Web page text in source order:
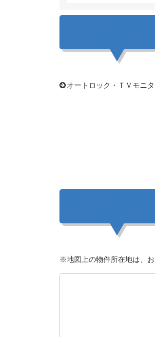
オートロック・ＴＶモニ
※地図上の物件所在地は、